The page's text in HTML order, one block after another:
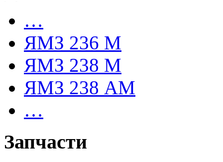
…
ЯМЗ 236 М
ЯМЗ 238 М
ЯМЗ 238 АМ
…
Запчасти